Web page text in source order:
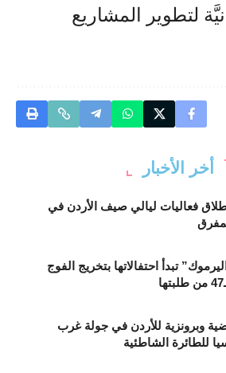
لتطوير المشاريع
أخر الأخبار
فعاليات ليالي صيف الأردن في
تبدأ احتفالاتها بتخريج الفوج
وبرونزية للأردن في جولة غرب
للطائرة الشاطئية